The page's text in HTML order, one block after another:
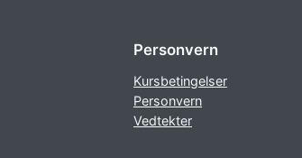
Personvern
Kursbetingelser
Personvern
Vedtekter